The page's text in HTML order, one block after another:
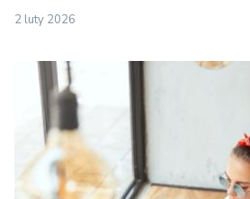
2 luty 2026